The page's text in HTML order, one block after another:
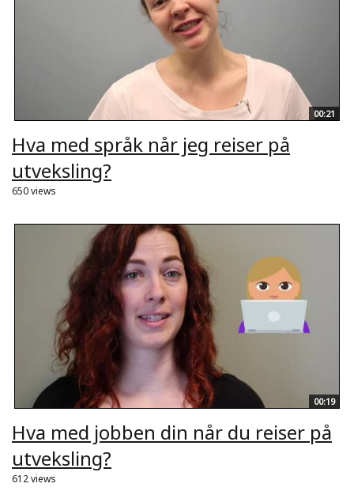
00:21
Hva med språk når jeg reiser på
utveksling?
650 views
00:19
Hva med jobben din når du reiser på
utveksling?
612 views